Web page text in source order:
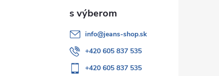
info@jeans-shop.sk
+420 605 837 535
+420 605 837 535